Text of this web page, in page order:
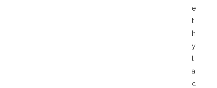
e
t
h
y
a
c